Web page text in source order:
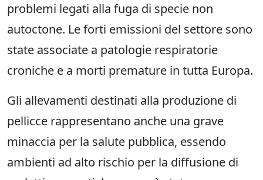
problemi legati alla fuga di specie non
autoctone. Le forti emissioni del settore sono
state associate a patologie respiratorie
croniche e a morti premature in tutta Europa.
Gli allevamenti destinati alla produzione di
pellicce rappresentano anche una grave
minaccia per la salute pubblica, essendo
ambienti ad alto rischio per la diffusione di